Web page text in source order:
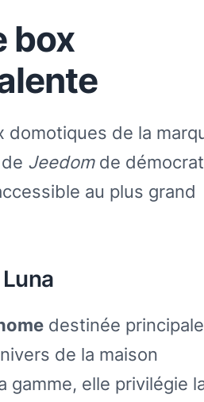
box
de la
Jeedomde
au plus grand
destinée
de la maison
elle privilégie